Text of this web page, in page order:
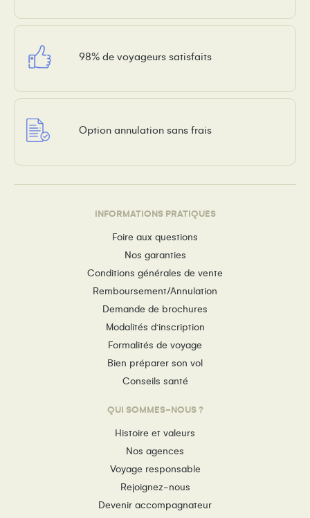
98% de voyageurs satisfaits
Option annulation sans frais
INFORMATIONS PRATIQUES
Foire aux questions
Nos garanties
Conditions générales de vente
Remboursement/Annulation
Demande de brochures
Modalités d’inscription
Formalités de voyage
Bien préparer son vol
Conseils santé
QUI SOMMES-NOUS ?
Histoire et valeurs
Nos agences
Voyage responsable
Rejoignez-nous
Devenir accompagnateur